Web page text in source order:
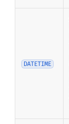
DATETIME